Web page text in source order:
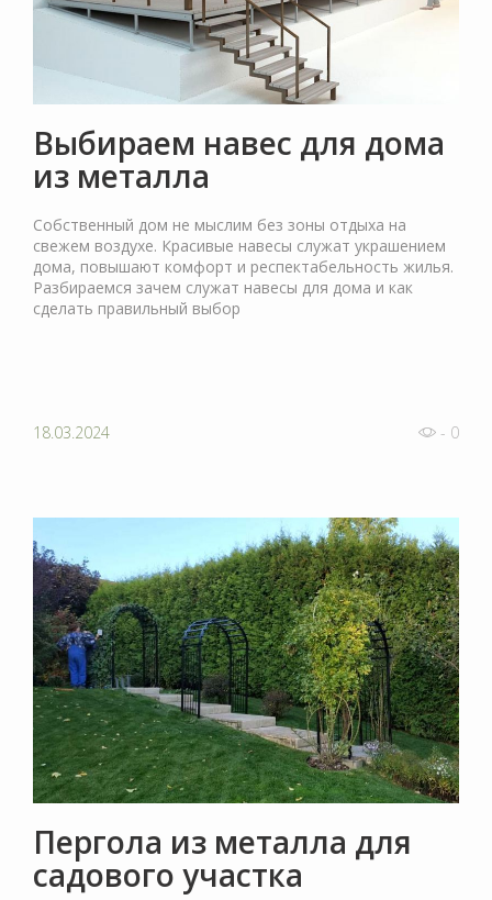
Выбираем навес для дома
из металла
Собственный дом не мыслим без зоны отдыха на
свежем воздухе. Красивые навесы служат украшением
дома, повышают комфорт и респектабельность жилья.
Разбираемся зачем служат навесы для дома и как
сделать правильный выбор
18.03.2024 - 0
Пергола из металла для
садового участка